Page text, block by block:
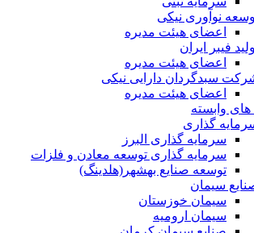
نوآوری نیکی
اعضای هیئت مدیره
فیبر ایران
اعضای هیئت مدیره
سبدگردان دارایی نیکی
اعضای هیئت مدیره
وابسته
گذاری
سرمایه گذاری البرز
سرمایه گذاری توسعه معادن و فلزات
توسعه‌ صنایع‌ بهشهر(هلدینگ)
سیمان
سیمان خوزستان
سیمان ارومیه